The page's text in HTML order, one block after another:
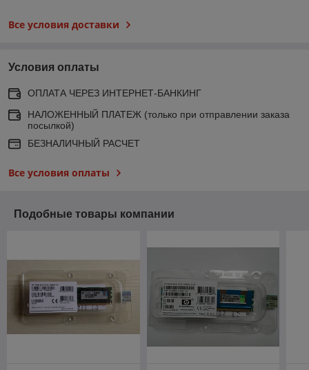
Все условия доставки
Условия оплаты
ОПЛАТА ЧЕРЕЗ ИНТЕРНЕТ-БАНКИНГ
НАЛОЖЕННЫЙ ПЛАТЕЖ (только при отправлении заказа
посылкой)
БЕЗНАЛИЧНЫЙ РАСЧЕТ
Все условия оплаты
Подобные товары компании